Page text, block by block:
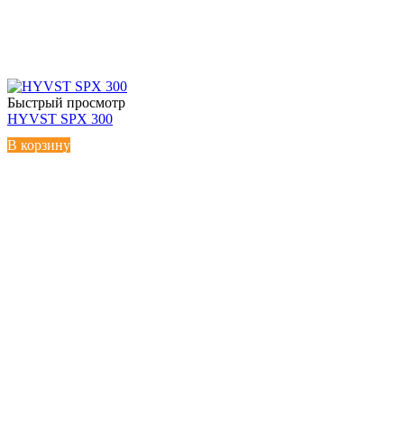
Быстрый просмотр
HYVST SPX 300
В корзину